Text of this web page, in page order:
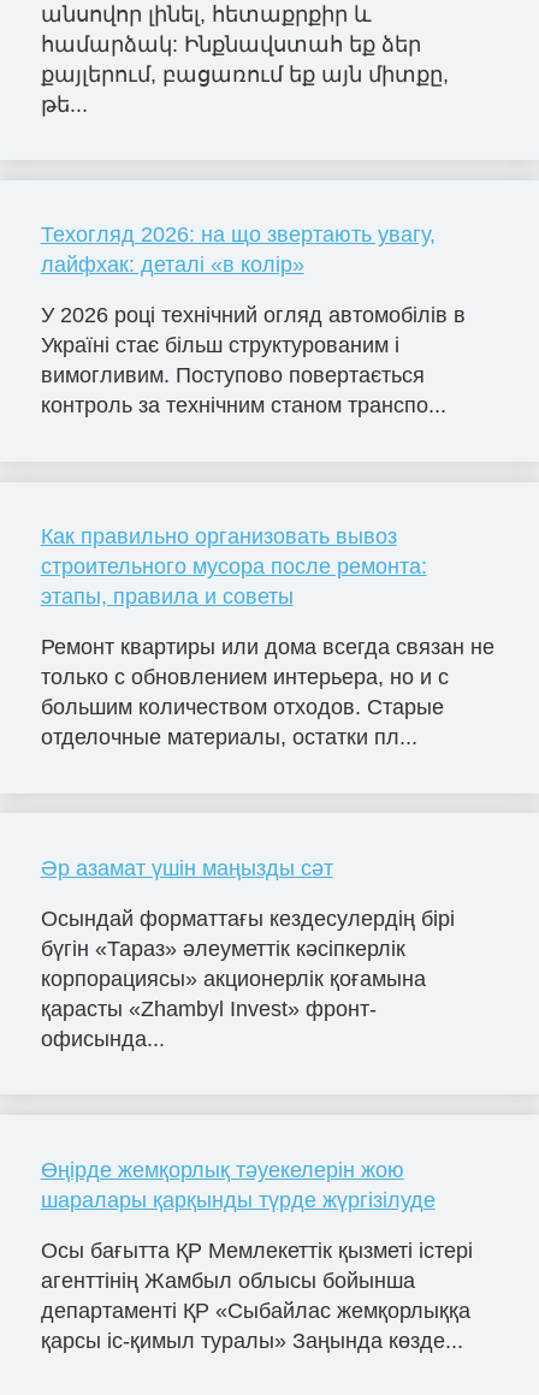
անսովոր լինել, հետաքրքիր և
համարձակ: Ինքնավստահ եք ձեր
քայլերում, բացառում եք այն միտքը,
թե...
Техогляд 2026: на що звертають увагу,
лайфхак: деталі «в колір»
У 2026 році технічний огляд автомобілів в
Україні стає більш структурованим і
вимогливим. Поступово повертається
контроль за технічним станом транспо...
Как правильно организовать вывоз
строительного мусора после ремонта:
этапы, правила и советы
Ремонт квартиры или дома всегда связан не
только с обновлением интерьера, но и с
большим количеством отходов. Старые
отделочные материалы, остатки пл...
Әр азамат үшін маңызды сәт
Осындай форматтағы кездесулердің бірі
бүгін «Тараз» әлеуметтік кәсіпкерлік
корпорациясы» акционерлік қоғамына
қарасты «Zhambyl Invest» фронт-
офисында...
Өңірде жемқорлық тәуекелерін жою
шаралары қарқынды түрде жүргізілуде
Осы бағытта ҚР Мемлекеттік қызметі істері
агенттінің Жамбыл облысы бойынша
департаменті ҚР «Сыбайлас жемқорлыққа
қарсы іс-қимыл туралы» Заңында көзде...